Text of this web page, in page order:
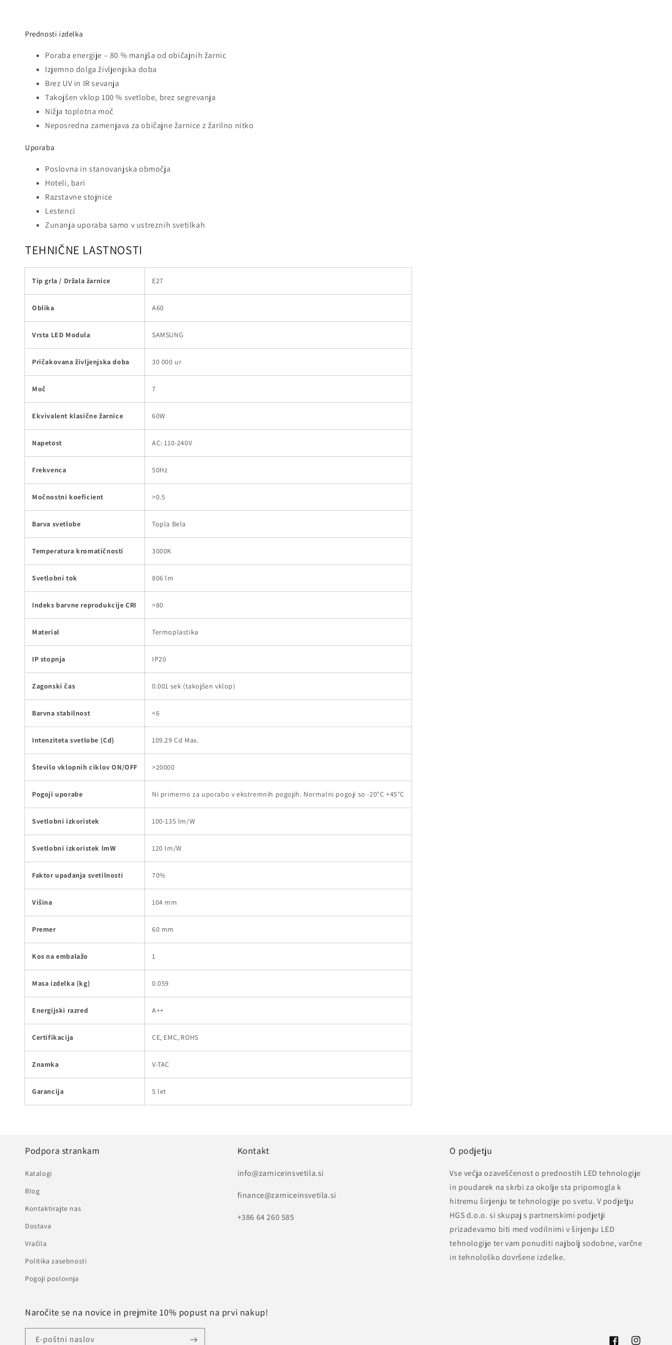
Prednosti izdelka
Poraba energije – 80 % manjša od običajnih žarnic
Izjemno dolga življenjska doba
Brez UV in IR sevanja
Takojšen vklop 100 % svetlobe, brez segrevanja
Nižja toplotna moč
Neposredna zamenjava za običajne žarnice z žarilno nitko
Uporaba
Poslovna in stanovanjska območja
Hoteli, bari
Razstavne stojnice
Lestenci
Zunanja uporaba samo v ustreznih svetilkah
TEHNIČNE LASTNOSTI
Tip grla / Držala žarnice E27
Oblika A60
Vrsta LED Modula SAMSUNG
Pričakovana življenjska doba 30 000 ur
Moč 7
Ekvivalent klasične žarnice 60W
Napetost AC: 110-240V
Frekvenca 50Hz
Močnostni koeficient >0.5
Barva svetlobe Topla Bela
Temperatura kromatičnosti 3000K
Svetlobni tok 806 lm
Indeks barvne reprodukcije CRI >80
Material Termoplastika
IP stopnja IP20
Zagonski čas 0.001 sek (takojšen vklop)
Barvna stabilnost <6
Intenziteta svetlobe (Cd) 109.29 Cd Max.
Število vklopnih ciklov ON/OFF >20000
Pogoji uporabe Ni primerno za uporabo v ekstremnih pogojih. Normalni pogoji so -20°C +45°C
Svetlobni izkoristek 100-135 lm/W
Svetlobni izkoristek lmW 120 lm/W
Faktor upadanja svetilnosti 70%
Višina 104 mm
Premer 60 mm
Kos na embalažo 1
Masa izdelka (kg) 0.059
Energijski razred A++
Certifikacija CE, EMC, ROHS
Znamka V-TAC
Garancija 5 let
Podpora strankam
Katalogi
Blog
Kontaktirajte nas
Dostava
Vračila
Politika zasebnosti
Pogoji poslovnja
Kontakt
info@zarniceinsvetila.si
finance@zarniceinsvetila.si
+386 64 260 585
O podjetju
Vse večja ozaveščenost o prednostih LED tehnologije
in poudarek na skrbi za okolje sta pripomogla k
hitremu širjenju te tehnologije po svetu. V podjetju
HGS d.o.o. si skupaj s partnerskimi podjetji
prizadevamo biti med vodilnimi v širjenju LED
tehnologije ter vam ponuditi najbolj sodobne, varčne
in tehnološko dovršene izdelke.
Naročite se na novice in prejmite 10% popust na prvi nakup!
E-poštni naslov